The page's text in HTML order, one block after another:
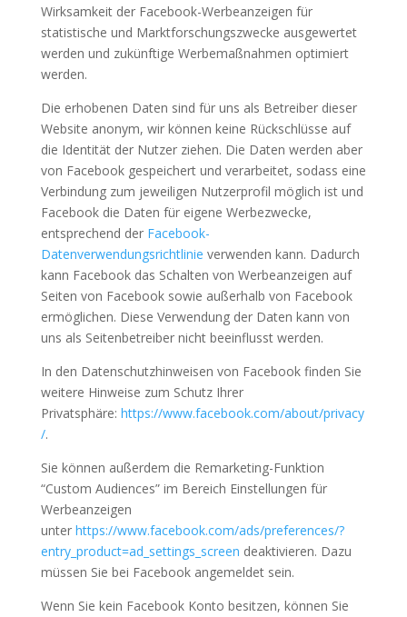
Wirksamkeit der Facebook-Werbeanzeigen für
statistische und Marktforschungszwecke ausgewertet
werden und zukünftige Werbemaßnahmen optimiert
werden.
Die erhobenen Daten sind für uns als Betreiber dieser
Website anonym, wir können keine Rückschlüsse auf
die Identität der Nutzer ziehen. Die Daten werden aber
von Facebook gespeichert und verarbeitet, sodass eine
Verbindung zum jeweiligen Nutzerprofil möglich ist und
Facebook die Daten für eigene Werbezwecke,
entsprechend der Facebook-
Datenverwendungsrichtlinie verwenden kann. Dadurch
kann Facebook das Schalten von Werbeanzeigen auf
Seiten von Facebook sowie außerhalb von Facebook
ermöglichen. Diese Verwendung der Daten kann von
uns als Seitenbetreiber nicht beeinflusst werden.
In den Datenschutzhinweisen von Facebook finden Sie
weitere Hinweise zum Schutz Ihrer
Privatsphäre: https://www.facebook.com/about/privacy
/.
Sie können außerdem die Remarketing-Funktion
“Custom Audiences” im Bereich Einstellungen für
Werbeanzeigen
unter https://www.facebook.com/ads/preferences/?
entry_product=ad_settings_screen deaktivieren. Dazu
müssen Sie bei Facebook angemeldet sein.
Wenn Sie kein Facebook Konto besitzen, können Sie